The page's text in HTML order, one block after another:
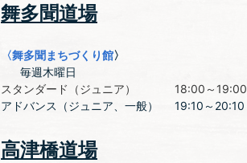
舞多聞道場
〈舞多聞まちづくり館〉
毎週木曜日
スタンダード（ジュニア） 18:00～19:00
アドバンス（ジュニア、一般） 19:10～20:10
高津橋道場